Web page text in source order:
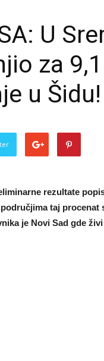
U
za
u Šidu!
rezultate
taj procenat
je Novi Sad gde